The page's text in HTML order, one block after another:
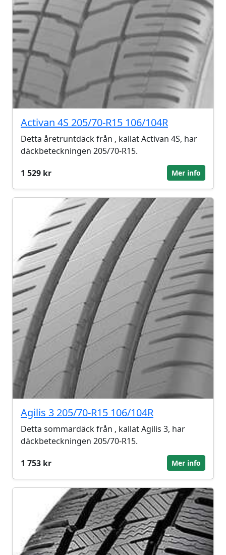
Activan 4S 205/70-R15 106/104R
Detta åretruntdäck från , kallat Activan 4S, har
däckbeteckningen 205/70-R15.
1 529 kr
Mer info
Agilis 3 205/70-R15 106/104R
Detta sommardäck från , kallat Agilis 3, har
däckbeteckningen 205/70-R15.
1 753 kr
Mer info